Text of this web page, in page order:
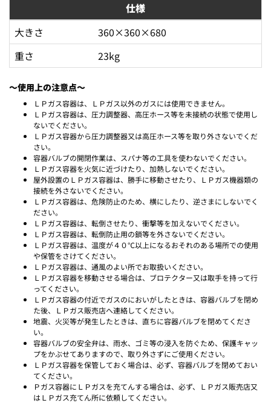
仕様
大きさ
360×360×680
重さ
23kg
～使用上の注意点～
ＬＰガス容器は、ＬＰガス以外のガスには使用できません。
ＬＰガス容器は、圧力調整器、高圧ホース等を未接続の状態で使用し
ないでください。
ＬＰガス容器から圧力調整器又は高圧ホース等を取り外さないでくだ
さい。
容器バルブの開閉作業は、スパナ等の工具を使わないでください。
ＬＰガス容器を火気に近づけたり、加熱しないでください。
屋外設置のＬＰガス容器は、勝手に移動させたり、ＬＰガス機器類の
接続を外さないでください。
ＬＰガス容器は、危険防止のため、横にしたり、逆さまにしないでく
ださい。
ＬＰガス容器は、転倒させたり、衝撃等を加えないでください。
ＬＰガス容器は、転倒防止用の鎖等を外さないでください。
ＬＰガス容器は、温度が４０℃以上になるおそれのある場所での使用
や保管をさけてください。
ＬＰガス容器は、通風のよい所でお取扱いください。
ＬＰガス容器を移動させる場合は、ブロテクター又は取手を持って行
ってください。
ＬＰガス容器の付近でガスのにおいがしたときは、容器バルブを閉め
た後、ＬＰガス販売店へ連絡してください。
地震、火災等が発生したときは、直ちに容器バルブを閉めてくださ
い。
容器バルブの安全弁は、雨水、ゴミ等の浸入を防ぐため、保護キャッ
プをかぶせてありますので、取り外さずにご使用ください。
ＬＰガス容器を保管しておく場合は、必ず、容器バルブを閉めておい
てください。
Ｐガス容器にＬＰガスを充てんする場合は、必ず、ＬＰガス販売店又
はＬＰガス充てん所に依頼してください。